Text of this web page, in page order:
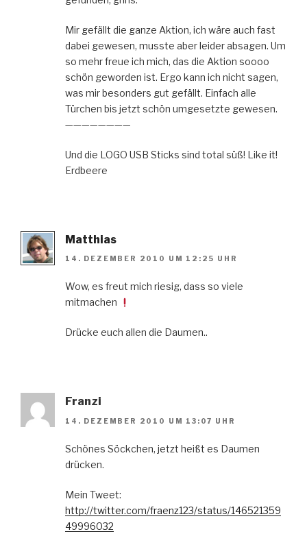
Mir gefällt die ganze Aktion, ich wäre auch fast
dabei gewesen, musste aber leider absagen. Um
so mehr freue ich mich, das die Aktion soooo
schön geworden ist. Ergo kann ich nicht sagen,
was mir besonders gut gefällt. Einfach alle
Türchen bis jetzt schön umgesetzte gewesen.
————————
Und die LOGO USB Sticks sind total süß! Like it!
Erdbeere
Matthias
14. DEZEMBER 2010 UM 12:25 UHR
Wow, es freut mich riesig, dass so viele
mitmachen
Drücke euch allen die Daumen..
Franzi
14. DEZEMBER 2010 UM 13:07 UHR
Schönes Söckchen, jetzt heißt es Daumen
drücken.
Mein Tweet:
http://twitter.com/fraenz123/status/146521359
49996032